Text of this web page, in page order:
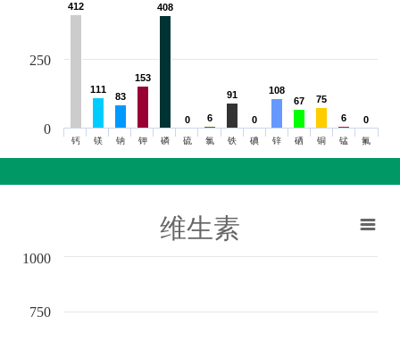
412
412
111
111
83
83
153
153
408
408
0
0 6
6
91
91
0
0
108
108
67
67 75
75
6
6 0
0
钙 镁 钠 钾 磷 硫 氯 铁 碘 锌 硒 铜 锰 氟
0
250
维生素
750
1000